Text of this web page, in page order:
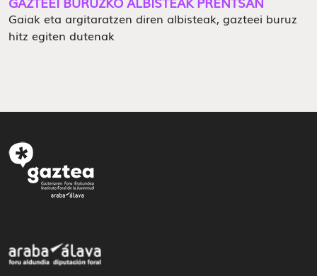
Gaiak eta argitaratzen diren albisteak, gazteei buruz
hitz egiten dutenak